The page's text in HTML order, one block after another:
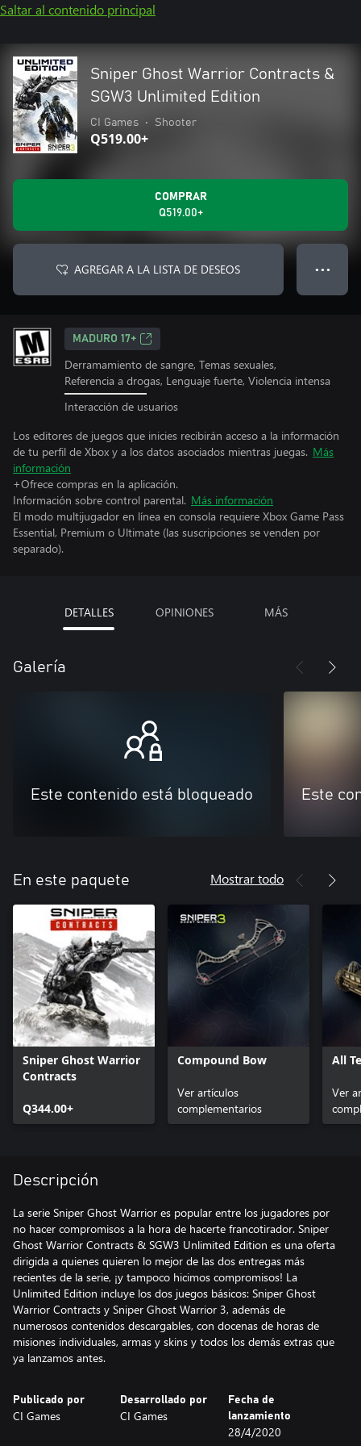
Saltar al contenido principal
Sniper Ghost Warrior Contracts &
SGW3 Unlimited Edition
CI Games • Shooter
Q519.00+
COMPRAR
Q519.00+
AGREGAR A LA LISTA DE DESEOS ● ● ●
MADURO 17+
Derramamiento de sangre, Temas sexuales,
Referencia a drogas, Lenguaje fuerte, Violencia intensa
Interacción de usuarios
Los editores de juegos que inicies recibirán acceso a la información
de tu perfil de Xbox y a los datos asociados mientras juegas. Más
información
+Ofrece compras en la aplicación.
Información sobre control parental. Más información
El modo multijugador en línea en consola requiere Xbox Game Pass
Essential, Premium o Ultimate (las suscripciones se venden por
separado).
DETALLES OPINIONES MÁS
Galería
Este contenido está bloqueado Este
En este paquete Mostrar todo
Sniper Ghost Warrior
Contracts
Q344.00+
Compound Bow
Ver artículos
complementarios
All
Ver
Descripción
La serie Sniper Ghost Warrior es popular entre los jugadores por
no hacer compromisos a la hora de hacerte francotirador. Sniper
Ghost Warrior Contracts & SGW3 Unlimited Edition es una oferta
dirigida a quienes quieren lo mejor de las dos entregas más
recientes de la serie, ¡y tampoco hicimos compromisos! La
Unlimited Edition incluye los dos juegos básicos: Sniper Ghost
Warrior Contracts y Sniper Ghost Warrior 3, además de
numerosos contenidos descargables, con docenas de horas de
misiones individuales, armas y skins y todos los demás extras que
ya lanzamos antes.
Publicado por
CI Games
Desarrollado por
CI Games
Fecha de
lanzamiento
28/4/2020